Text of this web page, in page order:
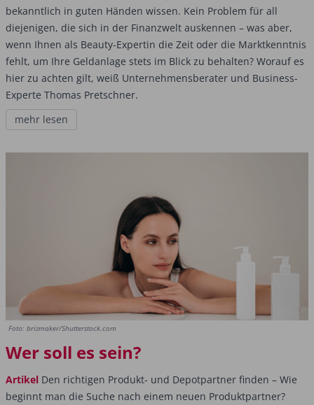
bekanntlich in guten Händen wissen. Kein Problem für all
diejenigen, die sich in der Finanzwelt auskennen – was aber,
wenn Ihnen als Beauty-Expertin die Zeit oder die Marktkenntnis
fehlt, um Ihre Geldanlage stets im Blick zu behalten? Worauf es
hier zu achten gilt, weiß Unternehmensberater und Business-
Experte Thomas Pretschner.
mehr lesen
Foto: brizmaker/Shutterstock.com
Wer soll es sein?
Artikel Den richtigen Produkt- und Depotpartner finden – Wie
beginnt man die Suche nach einem neuen ­Produktpartner?